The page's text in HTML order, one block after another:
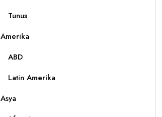
Tunus
Amerika
ABD
Latin Amerika
Asya